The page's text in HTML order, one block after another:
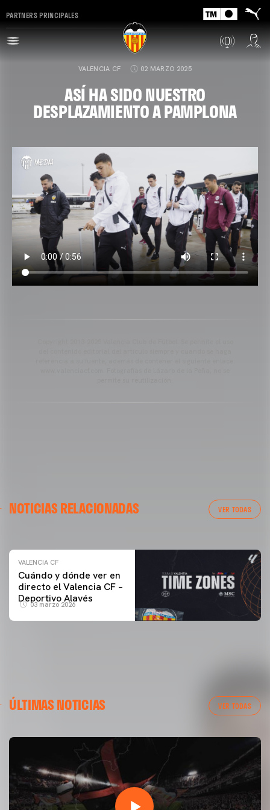
PARTNERS PRINCIPALES
VALENCIA CF 02 MARZO 2025
ASÍ HA SIDO NUESTRO
DESPLAZAMIENTO A PAMPLONA
NOTICIAS RELACIONADAS VER TODAS
ENTRENAMIENTO DEL VALENCIA CF 04/03/26
VALENCIA CF
Cuándo y dónde ver en
directo el Valencia CF –
Deportivo Alavés
03 marzo 2026
ÚLTIMAS NOTICIAS VER TODAS